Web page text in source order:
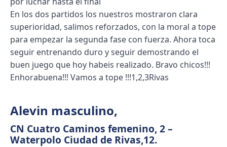
En los dos partidos los nuestros mostraron clara
superioridad, salimos reforzados, con la moral a tope
para empezar la segunda fase con fuerza. Ahora toca
seguir entrenando duro y seguir demostrando el
buen juego que hoy habeis realizado. Bravo chicos!!!
Enhorabuena!!! Vamos a tope !!!1,2,3Rivas
Alevin masculino,
CN Cuatro Caminos femenino, 2 –
Waterpolo Ciudad de Rivas,12.